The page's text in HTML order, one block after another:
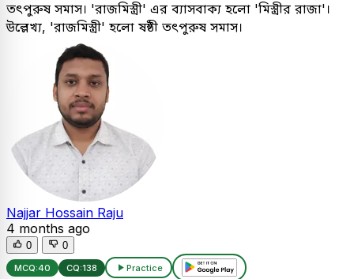
তৎপুরুষ সমাস। 'রাজমিস্ত্রী' এর ব্যাসবাক্য হলো 'মিস্ত্রীর রাজা'।
উল্লেখ্য, 'রাজমিস্ত্রী' হলো ষষ্ঠী তৎপুরুষ সমাস।
Najjar Hossain Raju
4 months ago
0 0
MCQ:40 CQ:138 Practice